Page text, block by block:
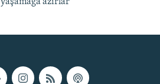
yaşamağa azırlar"